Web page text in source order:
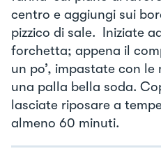
centro e aggiungi sui
pizzico di sale. Iniziate
forchetta; appena il
un po’, impastate con
una palla bella soda.
lasciate riposare a
almeno 60 minuti.